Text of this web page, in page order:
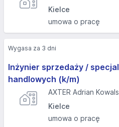
Kielce
umowa o pracę
Inżynier sprzedaży /
handlowych (k/m)
AXTER Adrian
Kielce
umowa o pracę
Wygasa za 3 dni